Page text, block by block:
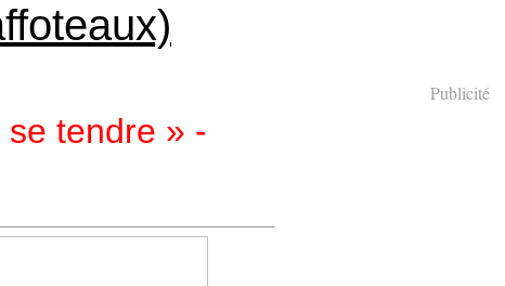
tendre » -
Publicité